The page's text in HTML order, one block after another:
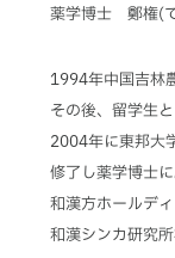
薬学博士 鄭権(
1994年中国吉林
その後、留学生と
2004年に東邦大
修了し薬学博士に
和漢方ホールデ
和漢シンカ研究